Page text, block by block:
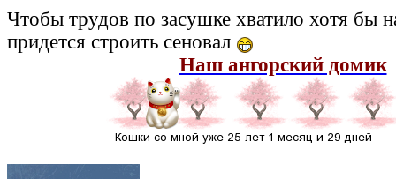
Чтобы трудов по засушке хватило хотя бы
придется строить сеновал
Наш ангорский домик